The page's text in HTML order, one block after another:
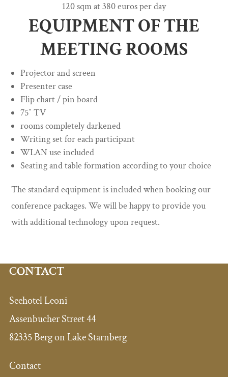
120 sqm at 380 euros per day
EQUIPMENT OF THE
MEETING ROOMS
Projector and screen
Presenter case
Flip chart / pin board
75″ TV
rooms completely darkened
Writing set for each participant
WLAN use included
Seating and table formation according to your choice
The standard equipment is included when booking our
conference packages. We will be happy to provide you
with additional technology upon request.
CONTACT
Seehotel Leoni
Assenbucher Street 44
82335 Berg on Lake Starnberg
Contact